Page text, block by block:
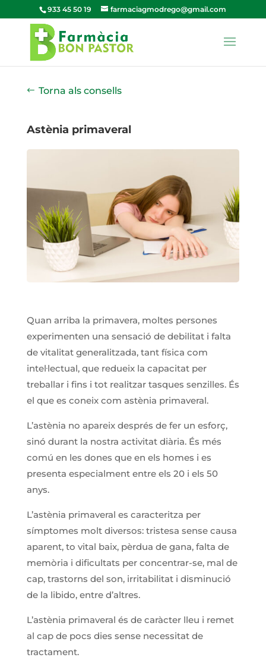
933 45 50 19 farmaciagmodrego@gmail.com
Torna als consells
Astènia primaveral
Quan arriba la primavera, moltes persones
experimenten una sensació de debilitat i falta
de vitalitat generalitzada, tant física com
intel·lectual, que redueix la capacitat per
treballar i fins i tot realitzar tasques senzilles. És
el que es coneix com astènia primaveral.
L’astènia no apareix després de fer un esforç,
sinó durant la nostra activitat diària. És més
comú en les dones que en els homes i es
presenta especialment entre els 20 i els 50
anys.
L’astènia primaveral es caracteritza per
símptomes molt diversos: tristesa sense causa
aparent, to vital baix, pèrdua de gana, falta de
memòria i dificultats per concentrar-se, mal de
cap, trastorns del son, irritabilitat i disminució
de la libido, entre d’altres.
L’astènia primaveral és de caràcter lleu i remet
al cap de pocs dies sense necessitat de
tractament.